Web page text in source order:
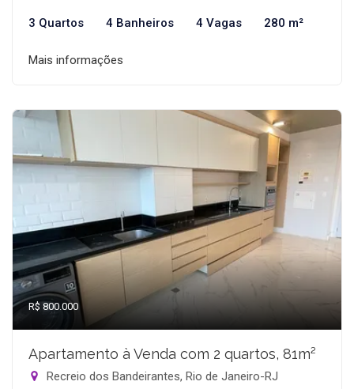
3 Quartos 4 Banheiros 4 Vagas 280 m²
Mais informações
R$ 800.000
Apartamento à Venda com 2 quartos, 81m²
Recreio dos Bandeirantes, Rio de Janeiro-RJ